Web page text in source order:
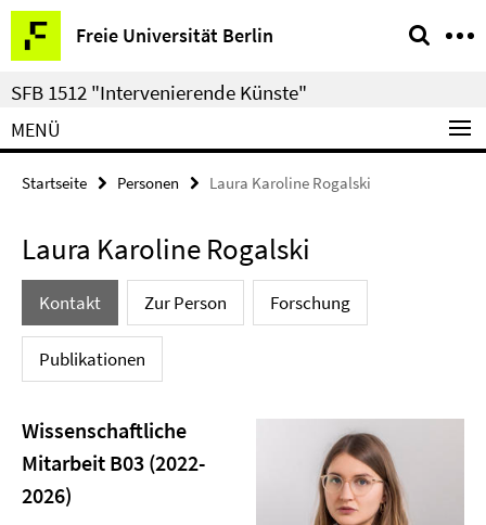
Springe
direkt
zu
Inhalt
Freie Universität Berlin
Service-
Navigation
SFB 1512 "Intervenierende Künste"
MENÜ
Startseite Personen Laura Karoline Rogalski
Laura Karoline Rogalski
Kontakt Zur Person Forschung
Publikationen
Wissenschaftliche
Mitarbeit B03 (2022-
2026)